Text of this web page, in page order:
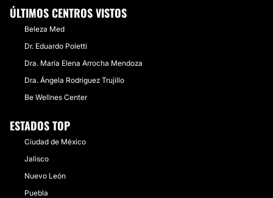
ÚLTIMOS CENTROS VISTOS
Beleza Med
Dr. Eduardo Poletti
Dra. María Elena Arrocha Mendoza
Dra. Ángela Rodriguez Trujillo
Be Wellnes Center
ESTADOS TOP
Ciudad de México
Jalisco
Nuevo León
Puebla